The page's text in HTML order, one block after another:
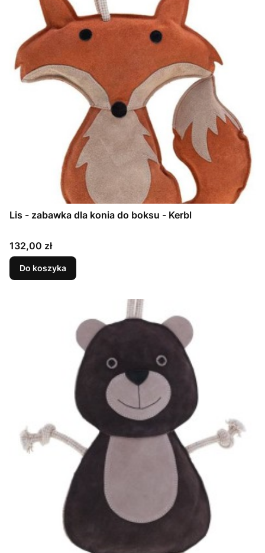
Lis - zabawka dla konia do boksu - Kerbl
Cena
132,00 zł
Do koszyka